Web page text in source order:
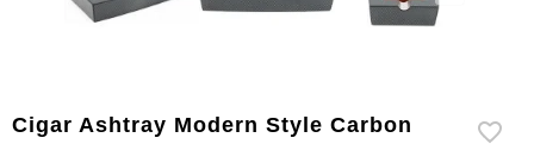
Cigar Ashtray Modern Style Carbon